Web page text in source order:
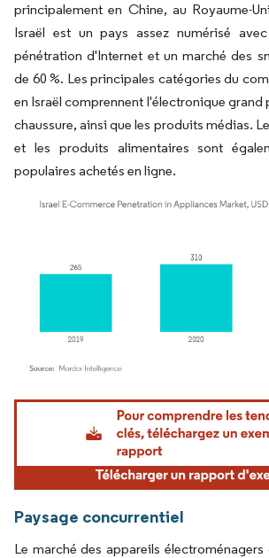
principalement en Chine, au Royaume-
Israël est un pays assez numérisé
pénétration d'Internet et un marché des
de 60 %. Les principales catégories du
en Israël comprennent l'électronique grand
chaussure, ainsi que les produits médias.
et les produits alimentaires sont
populaires achetés en ligne.
Image © Mordor Intelligence. La réutilisation nécessite
Paysage concurrentiel
Le marché des appareils électroménagers